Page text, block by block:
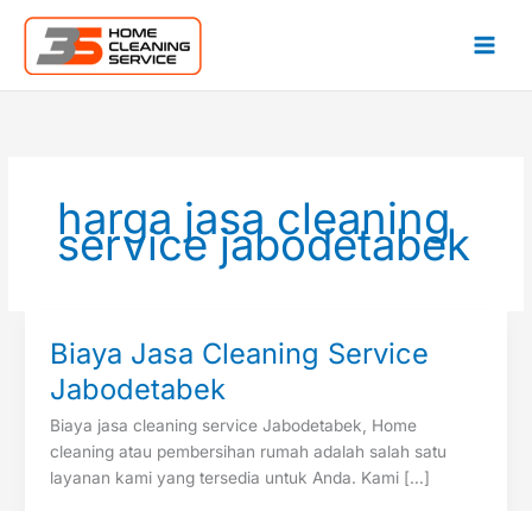
konten
harga jasa cleaning
service jabodetabek
Biaya Jasa Cleaning Service
Jabodetabek
Biaya jasa cleaning service Jabodetabek, Home
cleaning atau pembersihan rumah adalah salah satu
layanan kami yang tersedia untuk Anda. Kami […]
Biaya
Jasa
Cleaning
Service
Jabodetabek